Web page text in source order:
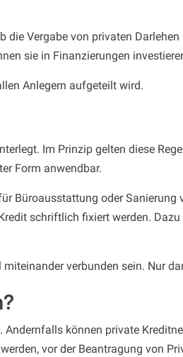
Vergabe von privaten
sie in Finanzierungen
Anlegern aufgeteilt wird.
Im Prinzip gelten diese
Form anwendbar.
Büroausstattung oder
schriftlich fixiert werden.
verbunden sein. Nur
können private
vor der Beantragung von